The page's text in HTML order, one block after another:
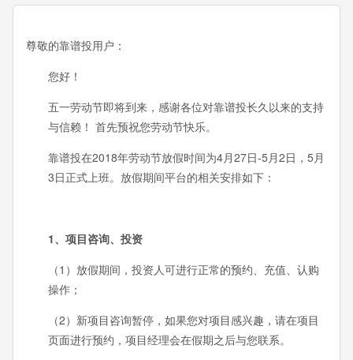
尊敬的靠谱投用户：
您好！
五一劳动节即将到来，感谢各位对靠谱投长久以来的支持
与信赖！ 首先预祝您劳动节快乐。
靠谱投在2018年劳动节放假时间为4月27日-5月2日，5月
3日正式上班。放假期间平台的相关安排如下：
1、项目咨询、投资
（1）放假期间，投资人可进行正常的预约、充值、认购
操作；
（2）新项目咨询暂停，如果您对项目感兴趣，请在项目
页面进行预约，项目经理会在假期之后与您联系。